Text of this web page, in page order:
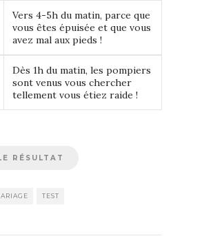
Vers 4-5h du matin, parce que
vous êtes épuisée et que vous
avez mal aux pieds !
Dès 1h du matin, les pompiers
sont venus vous chercher
tellement vous étiez raide !
TEST